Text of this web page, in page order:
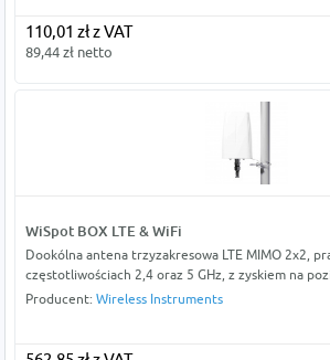
110,01 zł z VAT
89,44 zł netto
WiSpot BOX LTE & WiFi
Dookólna antena trzyzakresowa LTE MIMO 2x2,
częstotliwościach 2,4 oraz 5 GHz, z zyskiem na
Producent: Wireless Instruments